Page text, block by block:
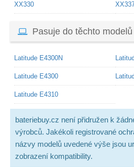
XX330
Pasuje do těchto
Latitude E4300N
Latitude E4300
Latitude E4310
bateriebuy.cz není přidružen k
výrobců. Jakékoli registrované
názvy modelů uvedené výše jsou
zobrazení kompatibility.